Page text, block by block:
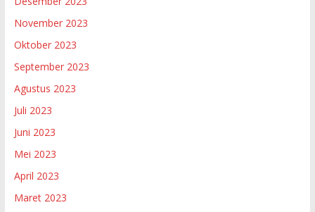
November 2023
Oktober 2023
September 2023
Agustus 2023
Juli 2023
Juni 2023
Mei 2023
April 2023
Maret 2023